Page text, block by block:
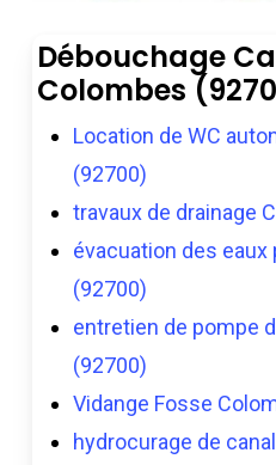
Débouchage
Colombes
Location de WC
(92700)
travaux de drainage
évacuation des
(92700)
entretien de pompe
(92700)
Vidange Fosse
hydrocurage de